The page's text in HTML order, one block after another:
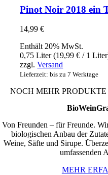
Pinot Noir 2018 ein
14,99€
Enthält 20% MwSt.
0,75 Liter (19,99€ / 1
zzgl.Versand
Lieferzeit: bis zu 7 Werktage
NOCH MEHR
Von Freunden – für Freunde.
biologischen Anbau der
Weine, Säfte und Sirupe.
umfassenden
MEHR